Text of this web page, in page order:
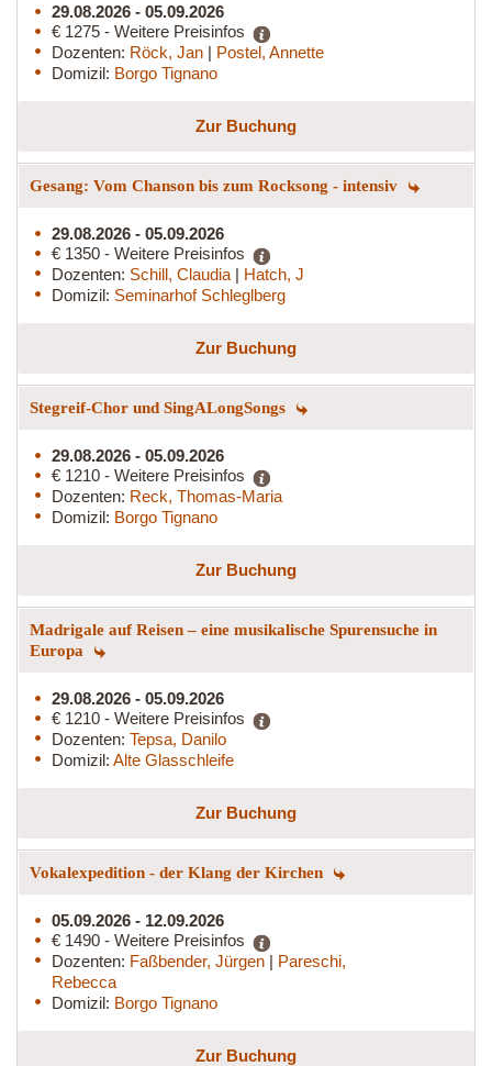
29.08.2026 - 05.09.2026
€ 1275 - Weitere Preisinfos
Dozenten: Röck, Jan | Postel, Annette
Domizil: Borgo Tignano
Zur Buchung
Gesang: Vom Chanson bis zum Rocksong - intensiv
29.08.2026 - 05.09.2026
€ 1350 - Weitere Preisinfos
Dozenten: Schill, Claudia | Hatch, J
Domizil: Seminarhof Schleglberg
Zur Buchung
Stegreif-Chor und SingALongSongs
29.08.2026 - 05.09.2026
€ 1210 - Weitere Preisinfos
Dozenten: Reck, Thomas-Maria
Domizil: Borgo Tignano
Zur Buchung
Madrigale auf Reisen – eine musikalische Spurensuche in
Europa
29.08.2026 - 05.09.2026
€ 1210 - Weitere Preisinfos
Dozenten: Tepsa, Danilo
Domizil: Alte Glasschleife
Zur Buchung
Vokalexpedition - der Klang der Kirchen
05.09.2026 - 12.09.2026
€ 1490 - Weitere Preisinfos
Dozenten: Faßbender, Jürgen | Pareschi,
Rebecca
Domizil: Borgo Tignano
Zur Buchung